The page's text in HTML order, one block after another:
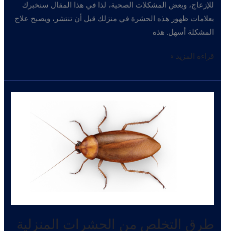
للإزعاج، وبعض المشكلات الصحية، لذا في هذا المقال سنخبرك
بعلامات ظهور هذه الحشرة في منزلك قبل أن تنتشر، ويصبح علاج
المشكلة أسهل. هذه
علامات
على
قراءة المزيد »
طرق التخلص من الحشرات المنزلية